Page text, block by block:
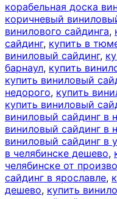
корабельная доска
коричневый
винилового сайдинга,
сайдинг, купить в
виниловый сайдинг,
барнаул, купить
купить виниловый
недорого, купить
купить виниловый
виниловый сайдинг в
виниловый сайдинг в
виниловый сайдинг в
в челябинске дешево,
челябинске от
сайдинг в ярославле,
дешево, купить